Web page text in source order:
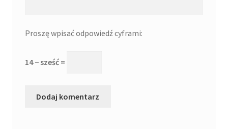
Proszę wpisać odpowiedź cyframi:
14 − sześć =